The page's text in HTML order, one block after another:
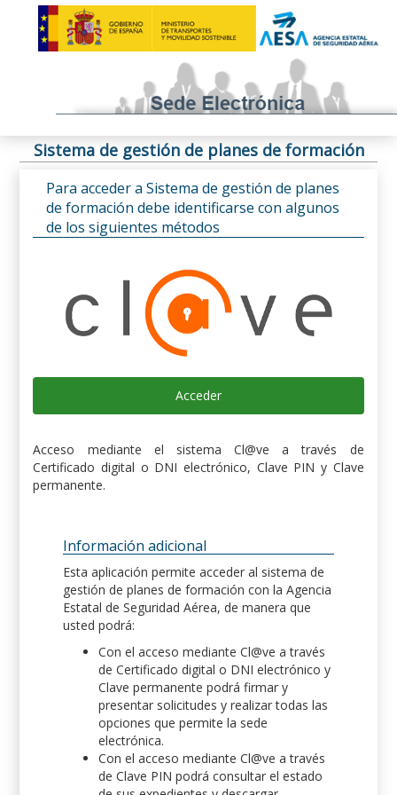
Sistema de gestión de planes de formación
Para acceder a Sistema de gestión de planes
de formación debe identificarse con algunos
de los siguientes métodos
Acceder
Acceso mediante el sistema Cl@ve a través de
Certificado digital o DNI electrónico, Clave PIN y Clave
permanente.
Información adicional
Esta aplicación permite acceder al sistema de
gestión de planes de formación con la Agencia
Estatal de Seguridad Aérea, de manera que
usted podrá:
Con el acceso mediante Cl@ve a través
de Certificado digital o DNI electrónico y
Clave permanente podrá firmar y
presentar solicitudes y realizar todas las
opciones que permite la sede
electrónica.
Con el acceso mediante Cl@ve a través
de Clave PIN podrá consultar el estado